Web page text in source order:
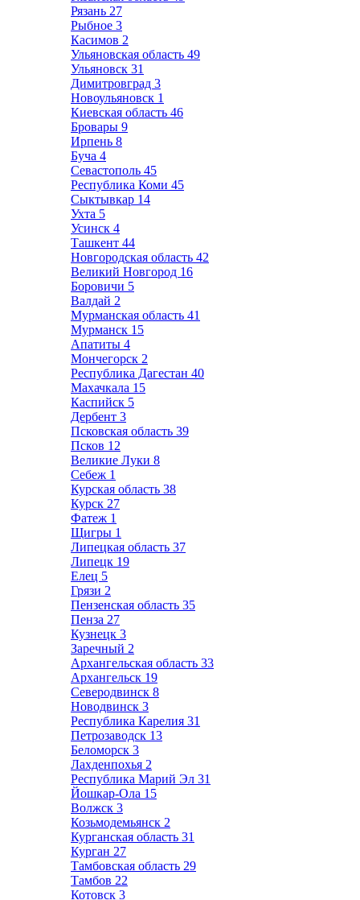
Рязань 27
Рыбное 3
Касимов 2
Ульяновская область 49
Ульяновск 31
Димитровград 3
Новоульяновск 1
Киевская область 46
Бровары 9
Ирпень 8
Буча 4
Севастополь 45
Республика Коми 45
Сыктывкар 14
Ухта 5
Усинск 4
Ташкент 44
Новгородская область 42
Великий Новгород 16
Боровичи 5
Валдай 2
Мурманская область 41
Мурманск 15
Апатиты 4
Мончегорск 2
Республика Дагестан 40
Махачкала 15
Каспийск 5
Дербент 3
Псковская область 39
Псков 12
Великие Луки 8
Себеж 1
Курская область 38
Курск 27
Фатеж 1
Щигры 1
Липецкая область 37
Липецк 19
Елец 5
Грязи 2
Пензенская область 35
Пенза 27
Кузнецк 3
Заречный 2
Архангельская область 33
Архангельск 19
Северодвинск 8
Новодвинск 3
Республика Карелия 31
Петрозаводск 13
Беломорск 3
Лахденпохья 2
Республика Марий Эл 31
Йошкар-Ола 15
Волжск 3
Козьмодемьянск 2
Курганская область 31
Курган 27
Тамбовская область 29
Тамбов 22
Котовск 3